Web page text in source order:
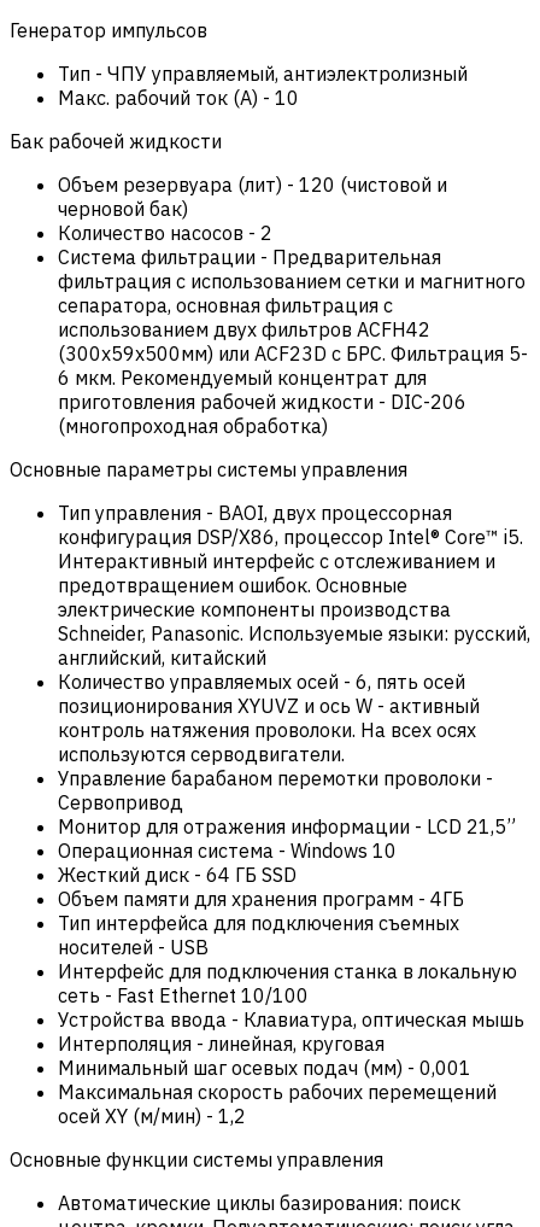
Генератор импульсов
Тип - ЧПУ управляемый, антиэлектролизный
Макс. рабочий ток (А) - 10
Бак рабочей жидкости
Объем резервуара (лит) - 120 (чистовой и
черновой бак)
Количество насосов - 2
Система фильтрации - Предварительная
фильтрация с использованием сетки и магнитного
сепаратора, основная фильтрация с
использованием двух фильтров ACFH42
(300x59x500мм) или ACF23D с БРС. Фильтрация 5-
6 мкм. Рекомендуемый концентрат для
приготовления рабочей жидкости - DIC-206
(многопроходная обработка)
Основные параметры системы управления
Тип управления - BAOI, двух процессорная
конфигурация DSP/X86, процессор Intel® Core™ i5.
Интерактивный интерфейс с отслеживанием и
предотвращением ошибок. Основные
электрические компоненты производства
Schneider, Panasonic. Используемые языки: русский,
английский, китайский
Количество управляемых осей - 6, пять осей
позиционирования XYUVZ и ось W - активный
контроль натяжения проволоки. На всех осях
используются серводвигатели.
Управление барабаном перемотки проволоки -
Сервопривод
Монитор для отражения информации - LCD 21,5”
Операционная система - Windows 10
Жесткий диск - 64 ГБ SSD
Объем памяти для хранения программ - 4ГБ
Тип интерфейса для подключения съемных
носителей - USB
Интерфейс для подключения станка в локальную
сеть - Fast Ethernet 10/100
Устройства ввода - Клавиатура, оптическая мышь
Интерполяция - линейная, круговая
Минимальный шаг осевых подач (мм) - 0,001
Максимальная скорость рабочих перемещений
осей XY (м/мин) - 1,2
Основные функции системы управления
Автоматические циклы базирования: поиск